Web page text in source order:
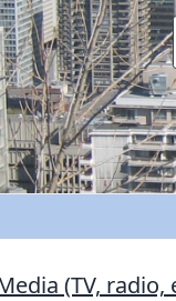
(TV, radio,